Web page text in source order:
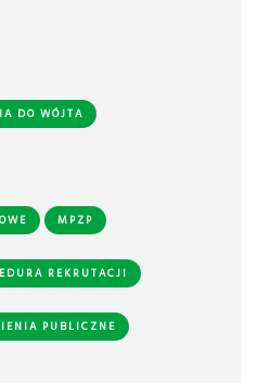
DO WÓJTA
MPZP
REKRUTACJI
PUBLICZNE